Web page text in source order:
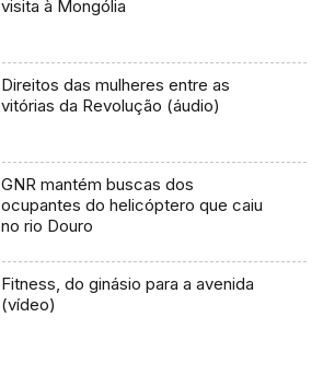
visita à Mongólia
Direitos das mulheres entre as
vitórias da Revolução (áudio)
GNR mantém buscas dos
ocupantes do helicóptero que caiu
no rio Douro
Fitness, do ginásio para a avenida
(vídeo)